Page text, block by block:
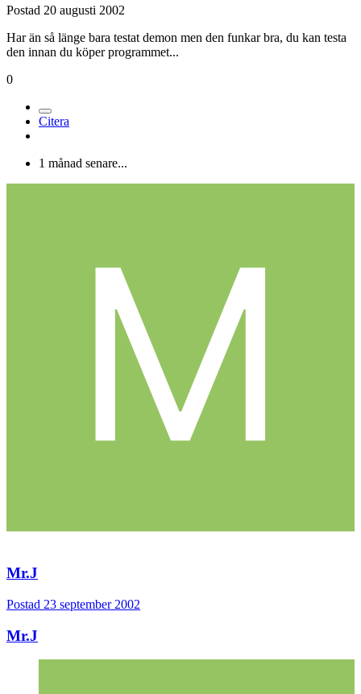
Postad 20 augusti 2002
Har än så länge bara testat demon men den funkar bra, du kan testa
den innan du köper programmet...
0
Citera
1 månad senare...
Mr.J
Postad 23 september 2002
Mr.J